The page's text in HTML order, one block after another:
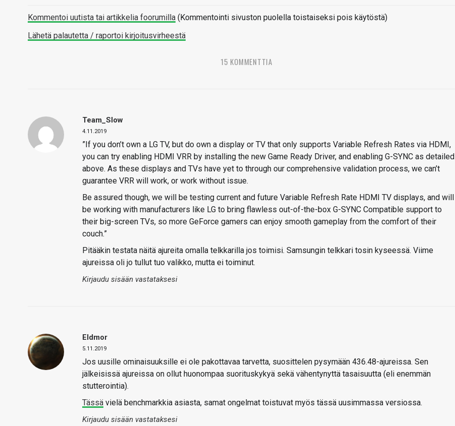
Kommentoi uutista tai artikkelia foorumilla (Kommentointi sivuston puolella toistaiseksi pois käytöstä)
Lähetä palautetta / raportoi kirjoitusvirheestä
15 KOMMENTTIA
Team_Slow
4.11.2019
”If you don’t own a LG TV, but do own a display or TV that only supports Variable Refresh Rates via HDMI,
you can try enabling HDMI VRR by installing the new Game Ready Driver, and enabling G-SYNC as detailed
above. As these displays and TVs have yet to through our comprehensive validation process, we can’t
guarantee VRR will work, or work without issue.
Be assured though, we will be testing current and future Variable Refresh Rate HDMI TV displays, and will
be working with manufacturers like LG to bring flawless out-of-the-box G-SYNC Compatible support to
their big-screen TVs, so more GeForce gamers can enjoy smooth gameplay from the comfort of their
couch.”
Pitääkin testata näitä ajureita omalla telkkarilla jos toimisi. Samsungin telkkari tosin kyseessä. Viime
ajureissa oli jo tullut tuo valikko, mutta ei toiminut.
Kirjaudu sisään vastataksesi
Eldmor
5.11.2019
Jos uusille ominaisuuksille ei ole pakottavaa tarvetta, suosittelen pysymään 436.48-ajureissa. Sen
jälkeisissä ajureissa on ollut huonompaa suorituskykyä sekä vähentynyttä tasaisuutta (eli enemmän
stutterointia).
Tässä vielä benchmarkkia asiasta, samat ongelmat toistuvat myös tässä uusimmassa versiossa.
Kirjaudu sisään vastataksesi